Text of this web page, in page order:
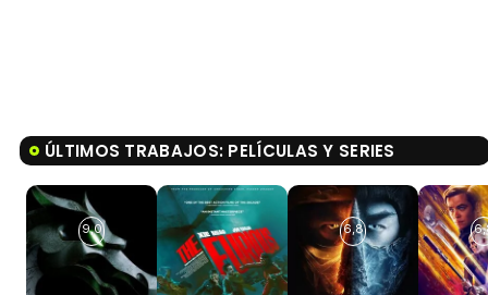
ÚLTIMOS TRABAJOS: PELÍCULAS Y SERIES
9,0 6,8